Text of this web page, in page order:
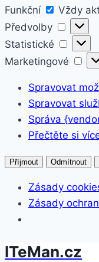
Funkční
Funkční
Vždy
Předvolby
Statistické
Marketingové
Spravovat
Spravovat
Správa
Přečtěte si
Příjmout Odmítnout
Zásady
Zásady
Přeskočit
ITeMan.cz